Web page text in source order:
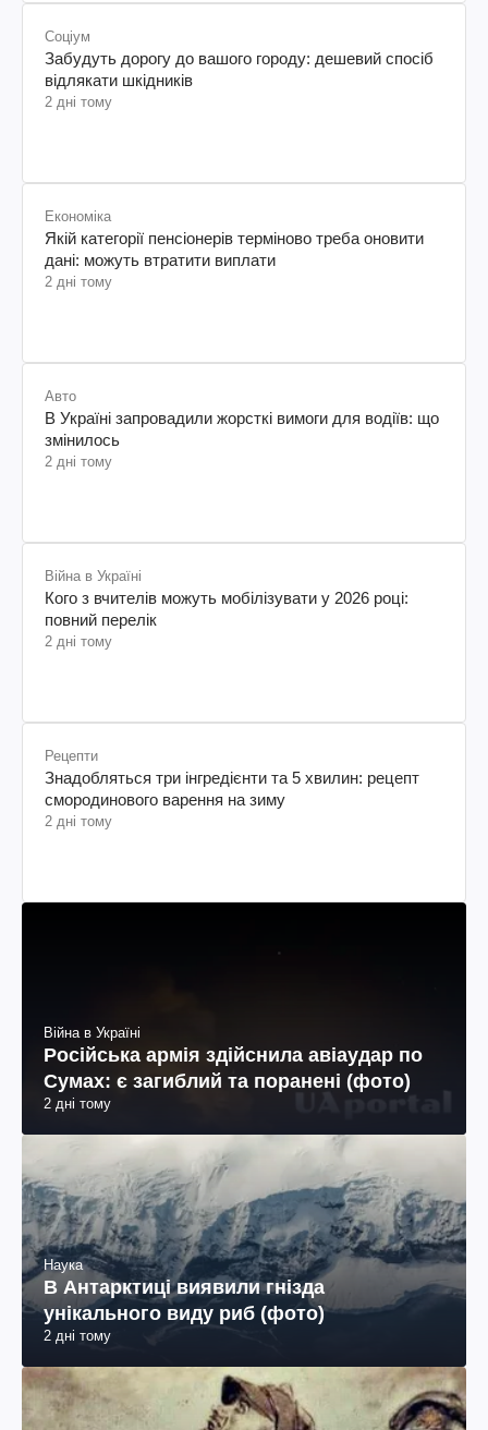
Соціум
Забудуть дорогу до вашого городу: дешевий спосіб
відлякати шкідників
2 дні тому
Економіка
Якій категорії пенсіонерів терміново треба оновити
дані: можуть втратити виплати
2 дні тому
Авто
В Україні запровадили жорсткі вимоги для водіїв: що
змінилось
2 дні тому
Війна в Україні
Кого з вчителів можуть мобілізувати у 2026 році:
повний перелік
2 дні тому
Рецепти
Знадобляться три інгредієнти та 5 хвилин: рецепт
смородинового варення на зиму
2 дні тому
Війна в Україні
Російська армія здійснила авіаудар по
Сумах: є загиблий та поранені (фото)
2 дні тому
Наука
В Антарктиці виявили гнізда
унікального виду риб (фото)
2 дні тому